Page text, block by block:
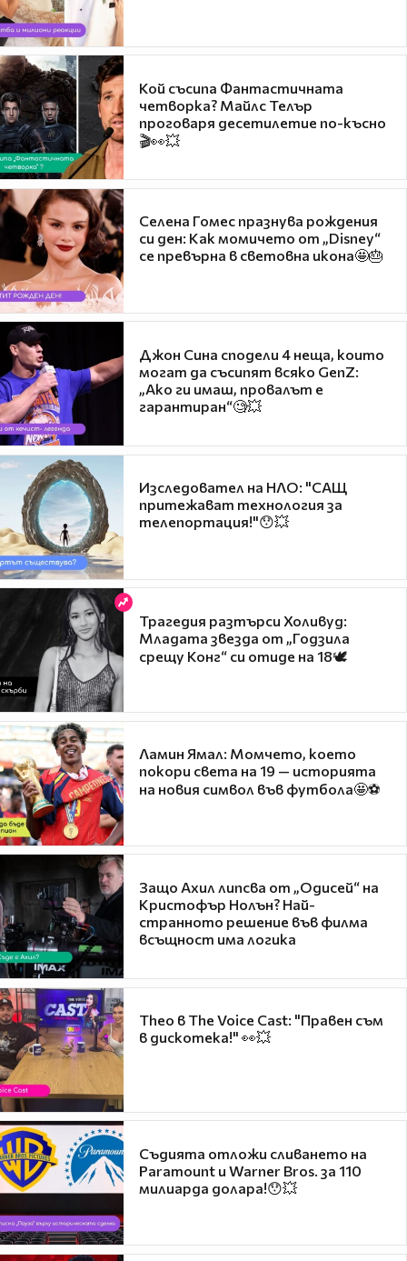
Кой съсипа Фантастичната
четворка? Майлс Телър
проговаря десетилетие по-късно
🎬👀💥
Селена Гомес празнува рождения
си ден: Как момичето от „Disney“
се превърна в световна икона🤩🎂
Джон Сина сподели 4 неща, които
могат да съсипят всяко GenZ:
„Ако ги имаш, провалът е
гарантиран“🧐💥
Изследовател на НЛО: "САЩ
притежават технология за
телепортация!"😯💥
Трагедия разтърси Холивуд:
Младата звезда от „Годзила
срещу Конг“ си отиде на 18🕊️
Ламин Ямал: Момчето, което
покори света на 19 — историята
на новия символ във футбола🤩⚽
Защо Ахил липсва от „Одисей“ на
Кристофър Нолън? Най-
странното решение във филма
всъщност има логика
Theo в The Voice Cast: "Правен съм
в дискотека!" 👀💥
Съдията отложи сливането на
Paramount и Warner Bros. за 110
милиарда долара!😯💥